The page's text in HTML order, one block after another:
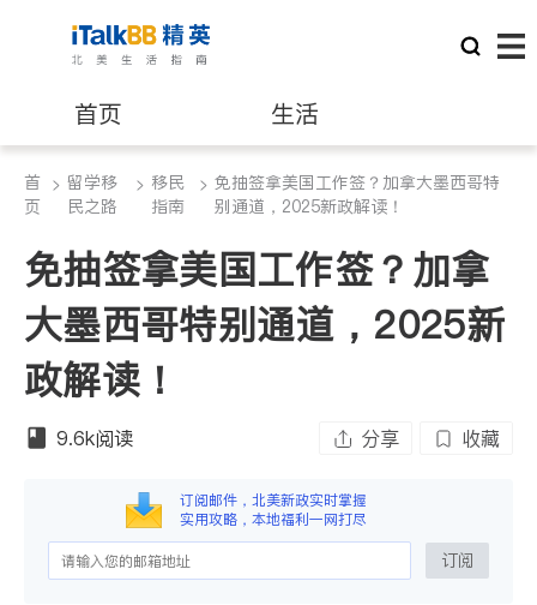
首页 生活
医生 律师
保险理财 房地产租售
建筑装修 教育
首
页
> 留学移
民之路
> 移民
指南
> 免抽签拿美国工作签？加拿大墨西哥特
别通道，2025新政解读！
免抽签拿美国工作签？加拿
大墨西哥特别通道，2025新
政解读！
9.6k阅读 分享 收藏
订阅邮件，北美新政实时掌握
实用攻略，本地福利一网打尽
订阅